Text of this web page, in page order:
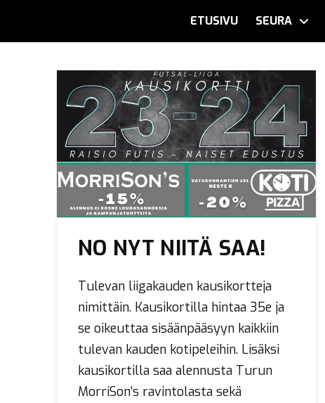
ETUSIVU SEURA
NO NYT NIITÄ SAA!
Tulevan liigakauden kausikortteja
nimittäin. Kausikortilla hintaa 35e ja
se oikeuttaa sisäänpääsyyn kaikkiin
tulevan kauden kotipeleihin. Lisäksi
kausikortilla saa alennusta Turun
MorriSon’s ravintolasta sekä